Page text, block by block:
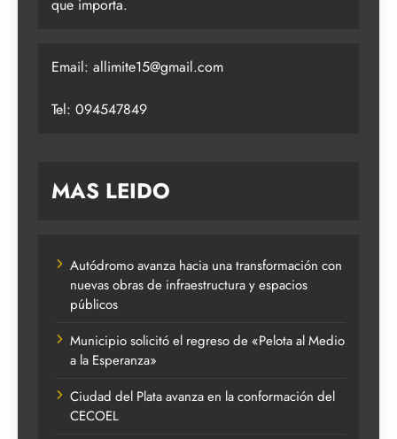
que importa.
Email: allimite15@gmail.com
Tel: 094547849
MAS LEIDO
Autódromo avanza hacia una transformación con
nuevas obras de infraestructura y espacios
públicos
Municipio solicitó el regreso de «Pelota al Medio
a la Esperanza»
Ciudad del Plata avanza en la conformación del
CECOEL